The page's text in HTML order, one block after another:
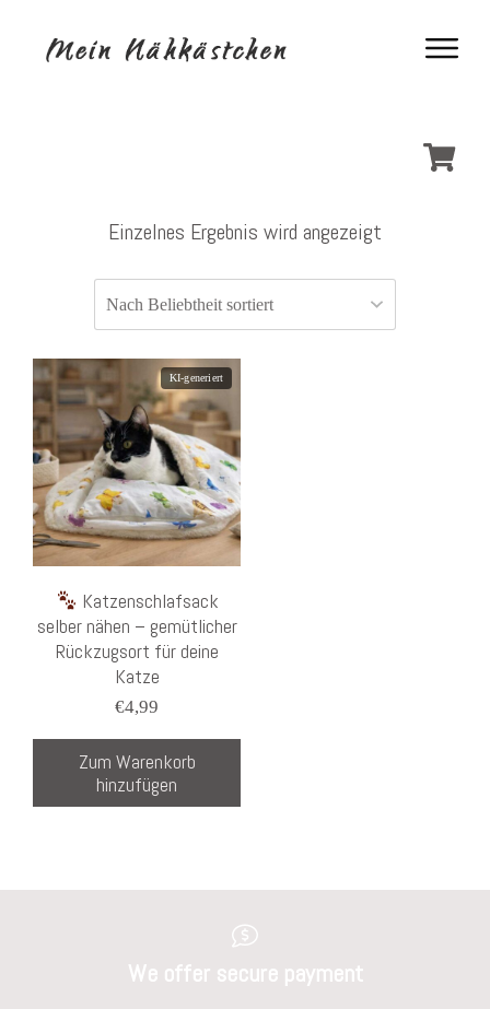
Einzelnes Ergebnis wird angezeigt
Katzenschlafsack
selber nähen – gemütlicher
Rückzugsort für deine
Katze
€4,99
Zum Warenkorb
hinzufügen
We offer secure payment